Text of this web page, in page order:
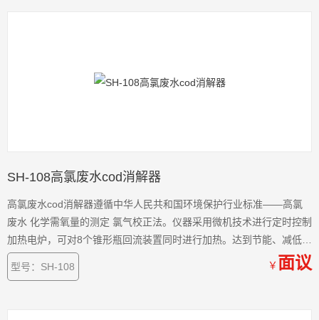
SH-108高氯废水cod消解器
高氯废水cod消解器遵循中华人民共和国环境保护行业标准——高氯
废水 化学需氧量的测定 氯气校正法。仪器采用微机技术进行定时控制
加热电炉，可对8个锥形瓶回流装置同时进行加热。达到节能、减低电
力负荷、提高效率的目的。个消解管同时进行加热，同时还提高了仪
器使用的安全性。
型号：SH-108 ￥ 面议